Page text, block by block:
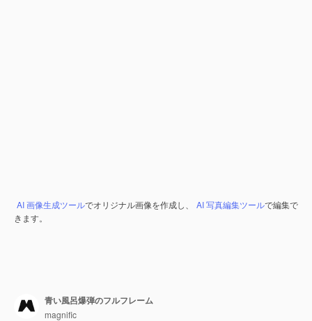
AI 画像生成ツールでオリジナル画像を作成し、 AI 写真編集ツールで編集で
きます。
青い風呂爆弾のフルフレーム
magnific